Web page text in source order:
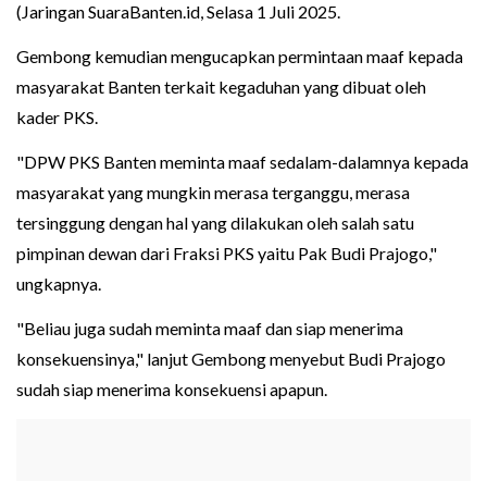
(Jaringan SuaraBanten.id, Selasa 1 Juli 2025.
Gembong kemudian mengucapkan permintaan maaf kepada
masyarakat Banten terkait kegaduhan yang dibuat oleh
kader PKS.
"DPW PKS Banten meminta maaf sedalam-dalamnya kepada
masyarakat yang mungkin merasa terganggu, merasa
tersinggung dengan hal yang dilakukan oleh salah satu
pimpinan dewan dari Fraksi PKS yaitu Pak Budi Prajogo,"
ungkapnya.
"Beliau juga sudah meminta maaf dan siap menerima
konsekuensinya," lanjut Gembong menyebut Budi Prajogo
sudah siap menerima konsekuensi apapun.